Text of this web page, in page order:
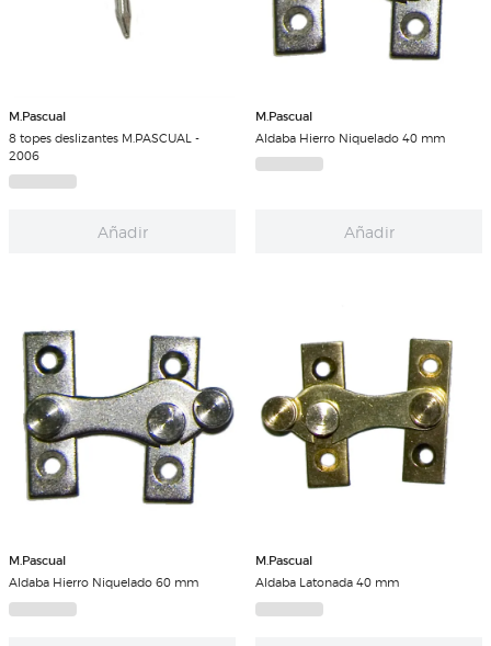
M.Pascual
8 topes deslizantes M.PASCUAL -
2006
Añadir
M.Pascual
Aldaba Hierro Niquelado 40 mm
Añadir
M.Pascual
Aldaba Hierro Niquelado 60 mm
M.Pascual
Aldaba Latonada 40 mm